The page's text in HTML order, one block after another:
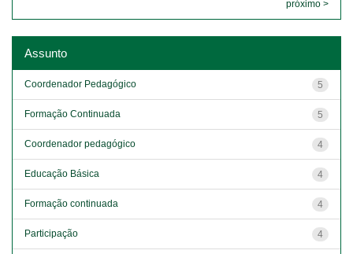
próximo >
Assunto
5
Coordenador Pedagógico
5
Formação Continuada
4
Coordenador pedagógico
4
Educação Básica
4
Formação continuada
4
Participação